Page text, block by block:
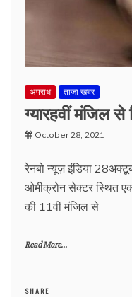
अपराध ताजा खबर
ग्यारहवीं मंजिल से
October 28, 2021
रेनबो न्यूज़ इंडिया
ओमीक्रोन सेक्टर स्थित एक
की 11वीं मंजिल से
Read More...
SHARE